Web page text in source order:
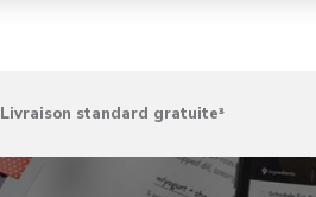
Livraison standard gratuite³